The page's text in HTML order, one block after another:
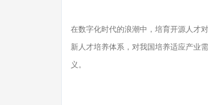
在数字化时代的浪潮中，培育开源人才
新人才培养体系，对我国培养适应产业
义。